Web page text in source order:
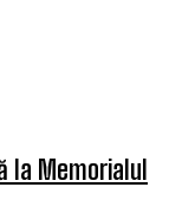
la Memorialul